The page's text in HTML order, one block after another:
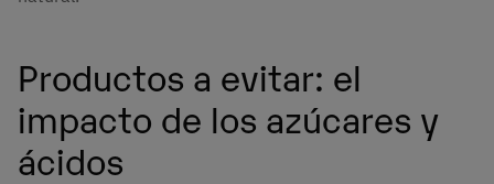
Productos a evitar: el
impacto de los azúcares y
ácidos